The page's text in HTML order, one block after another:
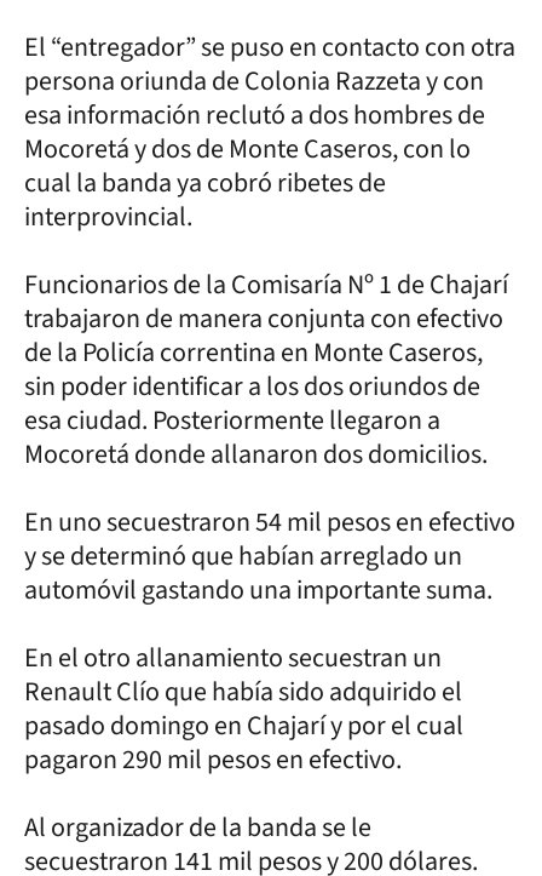
El “entregador” se puso en contacto con otra
persona oriunda de Colonia Razzeta y con
esa información reclutó a dos hombres de
Mocoretá y dos de Monte Caseros, con lo
cual la banda ya cobró ribetes de
interprovincial.
Funcionarios de la Comisaría Nº 1 de Chajarí
trabajaron de manera conjunta con efectivo
de la Policía correntina en Monte Caseros,
sin poder identificar a los dos oriundos de
esa ciudad. Posteriormente llegaron a
Mocoretá donde allanaron dos domicilios.
En uno secuestraron 54 mil pesos en efectivo
y se determinó que habían arreglado un
automóvil gastando una importante suma.
En el otro allanamiento secuestran un
Renault Clío que había sido adquirido el
pasado domingo en Chajarí y por el cual
pagaron 290 mil pesos en efectivo.
Al organizador de la banda se le
secuestraron 141 mil pesos y 200 dólares.